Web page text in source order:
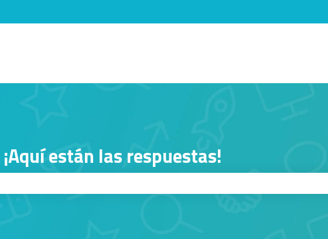
Mostrar submenú de
están las respuestas!